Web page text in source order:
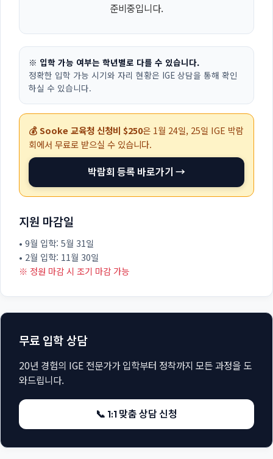
준비중입니다.
※ 입학 가능 여부는 학년별로 다를 수 있습니다.
정확한 입학 가능 시기와 자리 현황은 IGE 상담을 통해 확인
하실 수 있습니다.
💰 Sooke 교육청 신청비 $250은 1월 24일, 25일 IGE 박람
회에서 무료로 받으실 수 있습니다.
박람회 등록 바로가기 →
지원 마감일
• 9월 입학: 5월 31일
• 2월 입학: 11월 30일
※ 정원 마감 시 조기 마감 가능
무료 입학 상담
20년 경험의 IGE 전문가가 입학부터 정착까지 모든 과정을 도
와드립니다.
📞 1:1 맞춤 상담 신청